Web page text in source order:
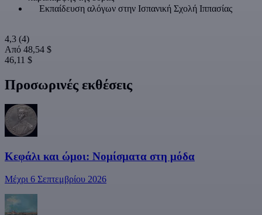
Εκπαίδευση αλόγων στην Ισπανική Σχολή Ιππασίας
4,3 (4)
Από 48,54 $
46,11 $
Προσωρινές εκθέσεις
Κεφάλι και ώμοι: Νομίσματα στη μόδα
Μέχρι 6 Σεπτεμβρίου 2026